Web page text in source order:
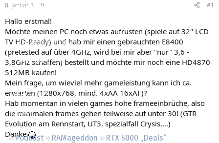
Forum
Aktuelles
Empfohlene Inhalte
Neue Beiträge
Neueste Aktivitäten
Leserartikel
Regeln
Podcast RAMageddon
RTX 5000 „Deals“
e
r
t
m
8. Januar 2009 #1
Hallo erstmal!
Möchte meinen PC noch etwas aufrüsten (spiele auf 32" LCD
TV HD-Ready) und hab mir einen gebrauchten E8400
(pretested auf über 4GHz, wird bei mir aber "nur" 3,6 -
3,8GHz schaffen) bestellt und möchte mir noch eine HD4870
512MB kaufen!
Mein frage, um wieviel mehr gameleistung kann ich ca.
erwarten (1280x768, mind. 4xAA 16xAF)?
Hab momentan in vielen games hohe frameeinbrüche, also
die minimalen frames gehen teilweise auf unter 30! (GTR
Evolution am Rennstart, UT3, spezialfall Crysis,...)
Danke